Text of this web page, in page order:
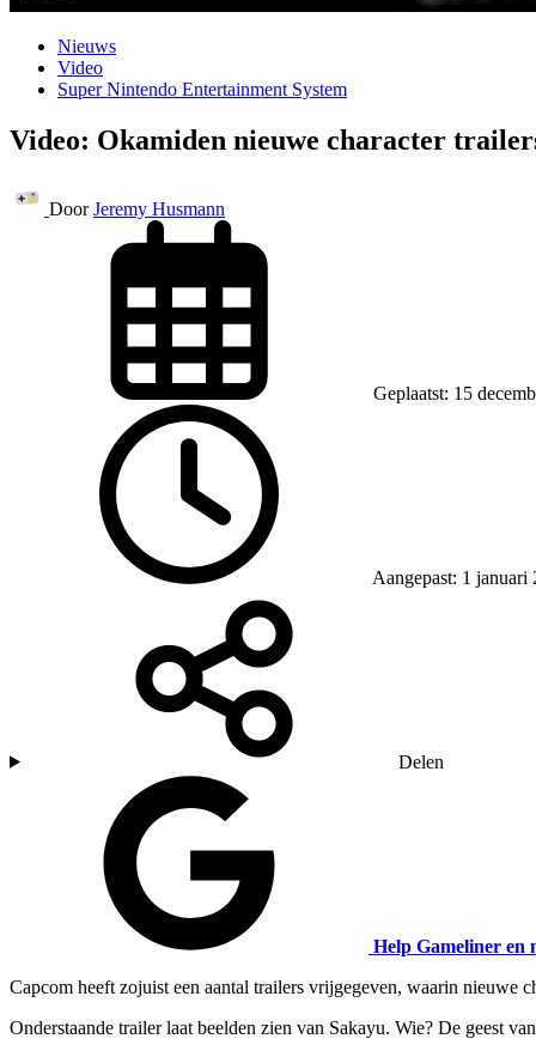
Nieuws
Video
Super Nintendo Entertainment System
Video: Okamiden nieuwe character
Door Jeremy Husmann
Geplaatst: 15
Aangepast: 1 januari
Delen
Help Gameliner en
Capcom heeft zojuist een aantal trailers vrijgegeven, waarin nieuwe
Onderstaande trailer laat beelden zien van Sakayu. Wie? De geest